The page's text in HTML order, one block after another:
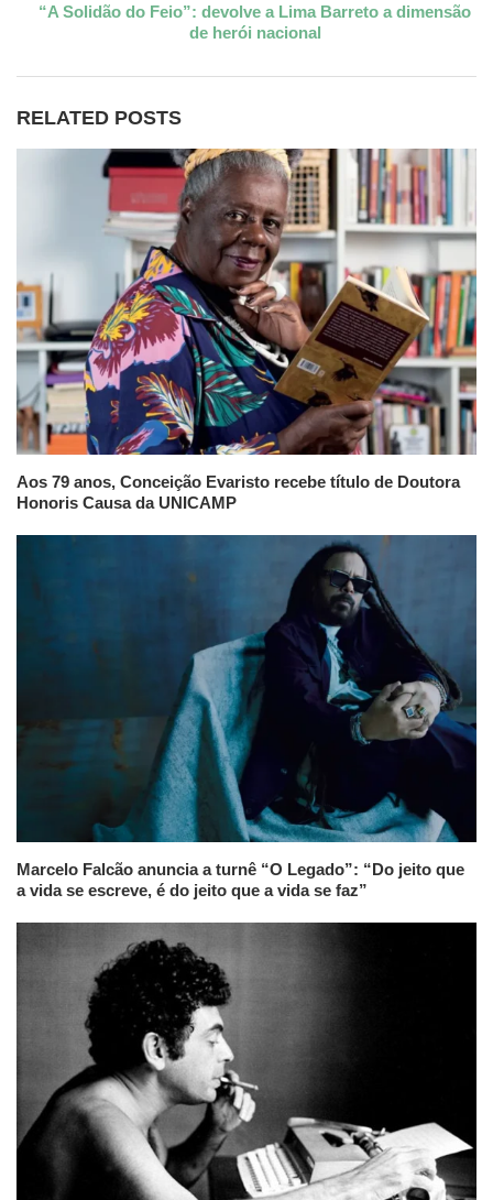
“A Solidão do Feio”: devolve a Lima Barreto a dimensão
de herói nacional
RELATED POSTS
Aos 79 anos, Conceição Evaristo recebe título de Doutora
Honoris Causa da UNICAMP
Marcelo Falcão anuncia a turnê “O Legado”: “Do jeito que
a vida se escreve, é do jeito que a vida se faz”